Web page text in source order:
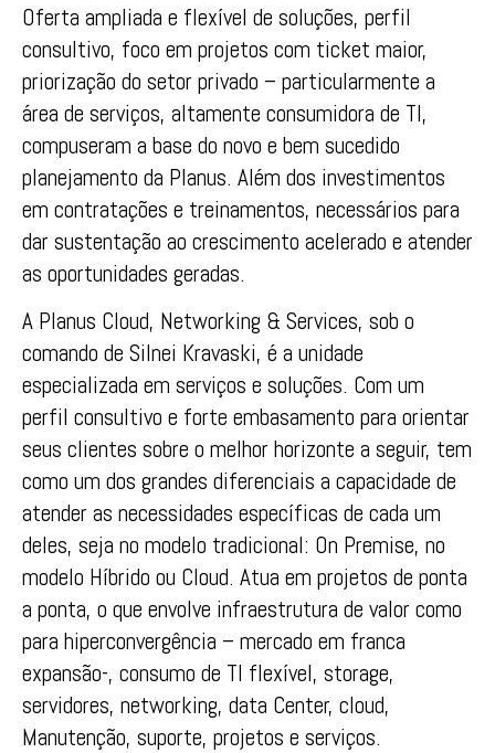
Oferta ampliada e flexível de soluções, perfil
consultivo, foco em projetos com ticket maior,
priorização do setor privado – particularmente a
área de serviços, altamente consumidora de TI,
compuseram a base do novo e bem sucedido
planejamento da Planus. Além dos investimentos
em contratações e treinamentos, necessários para
dar sustentação ao crescimento acelerado e atender
as oportunidades geradas.
A Planus Cloud, Networking & Services, sob o
comando de Silnei Kravaski, é a unidade
especializada em serviços e soluções. Com um
perfil consultivo e forte embasamento para orientar
seus clientes sobre o melhor horizonte a seguir, tem
como um dos grandes diferenciais a capacidade de
atender as necessidades específicas de cada um
deles, seja no modelo tradicional: On Premise, no
modelo Híbrido ou Cloud. Atua em projetos de ponta
a ponta, o que envolve infraestrutura de valor como
para hiperconvergência – mercado em franca
expansão-, consumo de TI flexível, storage,
servidores, networking, data Center, cloud,
Manutenção, suporte, projetos e serviços.